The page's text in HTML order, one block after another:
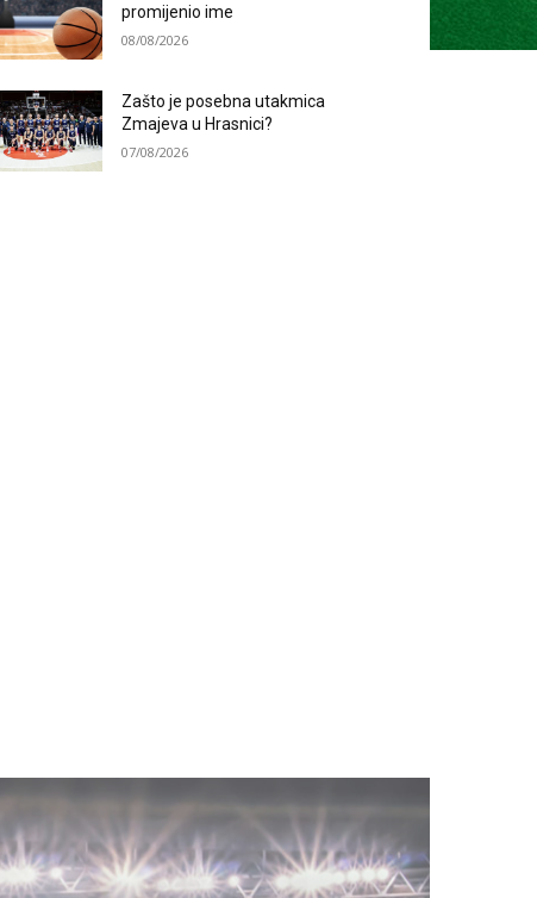
promijenio ime
08/08/2026
Zašto je posebna utakmica
Zmajeva u Hrasnici?
07/08/2026